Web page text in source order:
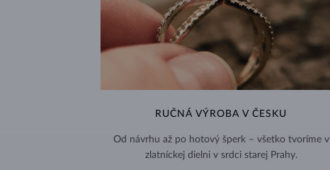
RUČNÁ VÝROBA V ČESKU
Od návrhu až po hotový šperk – všetko tvoríme v
zlatníckej dielni v srdci starej Prahy.